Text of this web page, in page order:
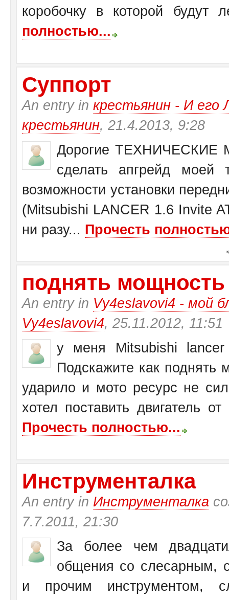
коробочку в которой будут
полностью...
Суппорт
An entry in крестьянин - И
крестьянин, 21.4.2013, 9:28
Дорогие ТЕХНИЧЕСКИЕ
сделать апгрейд моей
возможности установки
(Mitsubishi LANCER 1.6 Invite
ни разу... Прочесть
поднять
An entry in Vy4eslavovi4 - мой
Vy4eslavovi4, 25.11.2012, 11:51
у меня Mitsubishi
Подскажите как поднять
ударило и мото ресурс не
хотел поставить двигатель
Прочесть полностью...
Инструменталка
An entry in Инструменталка
7.7.2011, 21:30
За более чем
общения со слесарным,
и прочим инструментом,